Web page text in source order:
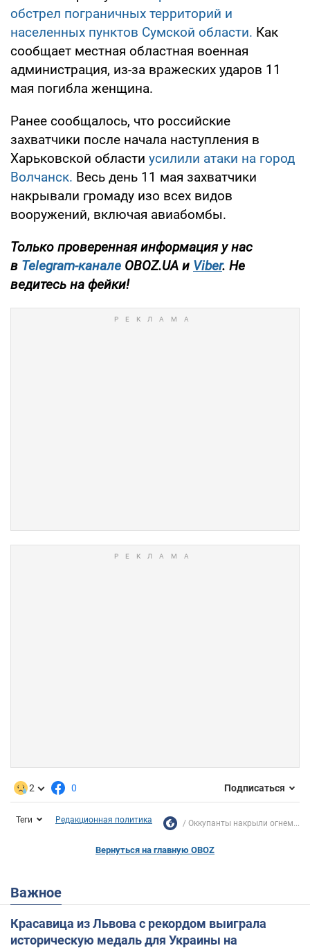
обстрел пограничных территорий и
населенных пунктов Сумской области. Как
сообщает местная областная военная
администрация, из-за вражеских ударов 11
мая погибла женщина.
Ранее сообщалось, что российские
захватчики после начала наступления в
Харьковской области усилили атаки на город
Волчанск. Весь день 11 мая захватчики
накрывали громаду изо всех видов
вооружений, включая авиабомбы.
Только проверенная информация у нас
в Telegram-канале OBOZ.UA и Viber. Не
ведитесь на фейки!
2 0 Подписаться
Теги Редакционная политика Оккупанты накрыли огнем...
Вернуться на главную OBOZ
Важное
Красавица из Львова с рекордом выиграла
историческую медаль для Украины на